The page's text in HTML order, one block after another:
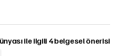
ile ilgili 4 belgesel önerisi